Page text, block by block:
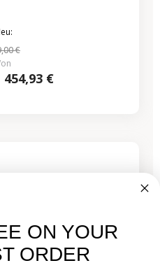
€
454,93 €
ON YOUR
ORDER